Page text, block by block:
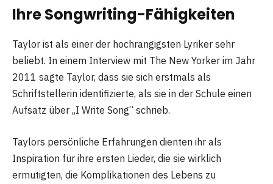
Ihre Songwriting-Fähigkeiten
Taylor ist als einer der hochrangigsten Lyriker sehr
beliebt. In einem Interview mit The New Yorker im Jahr
2011 sagte Taylor, dass sie sich erstmals als
Schriftstellerin identifizierte, als sie in der Schule einen
Aufsatz über „I Write Song“ schrieb.
Taylors persönliche Erfahrungen dienten ihr als
Inspiration für ihre ersten Lieder, die sie wirklich
ermutigten, die Komplikationen des Lebens zu